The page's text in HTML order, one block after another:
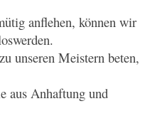
anflehen, können wir
unseren Meistern beten,
aus Anhaftung und